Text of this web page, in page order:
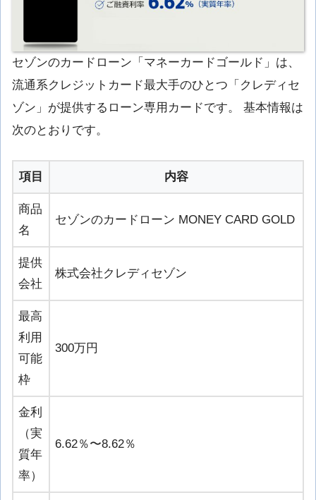
セゾンのカードローン「マネーカードゴールド」は、
流通系クレジットカード最大手のひとつ「クレディセ
ゾン」が提供するローン専用カードです。 基本情報は
次のとおりです。
項目 内容
商品
名
セゾンのカードローン MONEY CARD GOLD
提供
会社
株式会社クレディセゾン
最高
利用
可能
枠
300万円
金利
（実
質年
率）
6.62％〜8.62％